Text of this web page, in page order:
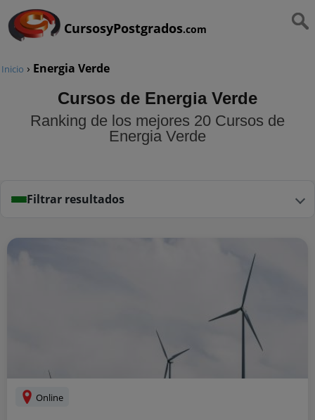
CursosyPostgrados.com
Inicio › Energia Verde
Cursos de Energia Verde
Ranking de los mejores 20 Cursos de
Energia Verde
Filtrar resultados
Online